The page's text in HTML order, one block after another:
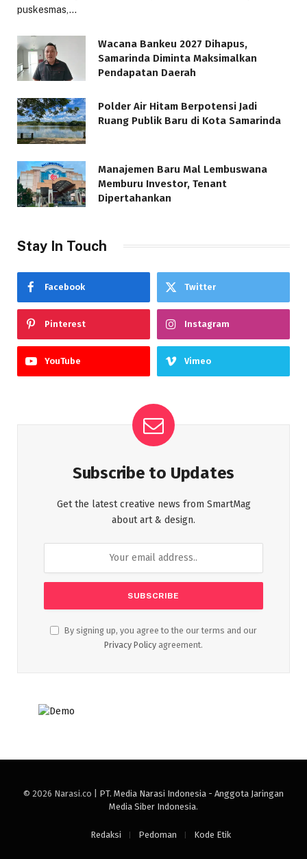
puskesmas,…
Wacana Bankeu 2027 Dihapus,
Samarinda Diminta Maksimalkan
Pendapatan Daerah
Polder Air Hitam Berpotensi Jadi
Ruang Publik Baru di Kota Samarinda
Manajemen Baru Mal Lembuswana
Memburu Investor, Tenant
Dipertahankan
Stay In Touch
Facebook Twitter
Pinterest Instagram
YouTube Vimeo
Subscribe to Updates
Get the latest creative news from SmartMag
about art & design.
By signing up, you agree to the our terms and our
Privacy Policy agreement.
© 2026 Narasi.co | PT. Media Narasi Indonesia - Anggota Jaringan
Media Siber Indonesia.
Redaksi Pedoman Kode Etik